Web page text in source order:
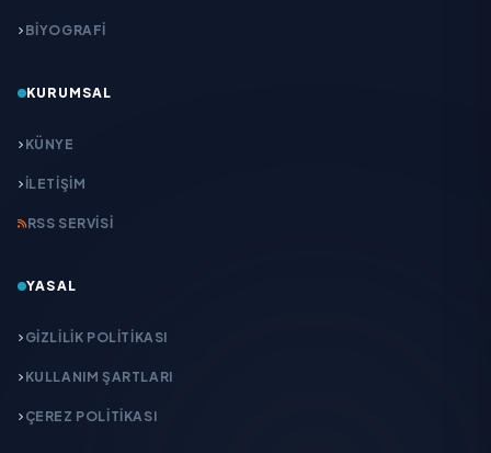
BİYOGRAFİ
KURUMSAL
KÜNYE
İLETIŞIM
RSS SERVISI
YASAL
GIZLILIK POLITIKASI
KULLANIM ŞARTLARI
ÇEREZ POLITIKASI